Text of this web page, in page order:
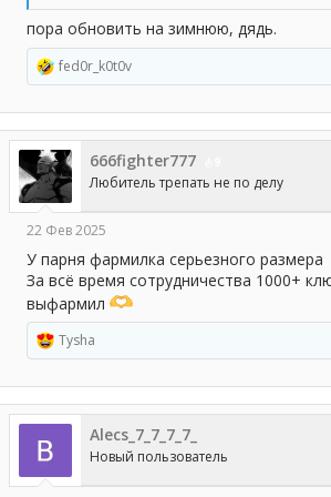
пора обновить на зимнюю, дядь.
Р
е
а
к
ц
и
и
:
fed0r_k0t0v
666fighter777
Любитель трепать не по делу
22 Фев 2025
У парня фармилка серьезного размера
За всё время сотрудничества 1000+
выфармил
Р
е
а
к
ц
и
и
Tysha
Alecs_7_7_7_7_
Новый пользователь